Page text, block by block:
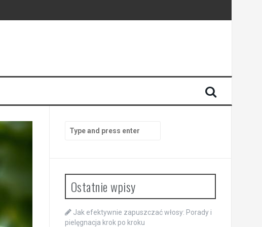
for:
Ostatnie wpisy
Jak efektywnie zapuszczać włosy: Porady i
pielęgnacja krok po kroku